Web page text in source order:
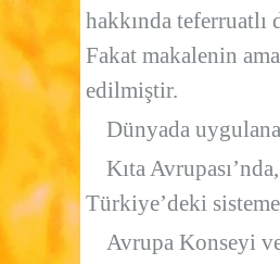
hakkında teferruatlı
Fakat makalenin
edilmiştir.
Dünyada
Kıta
Türkiye’deki
Avrupa Konseyi